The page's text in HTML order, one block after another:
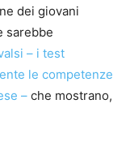
dei giovani
sarebbe
– i test
le competenze
– che mostrano,